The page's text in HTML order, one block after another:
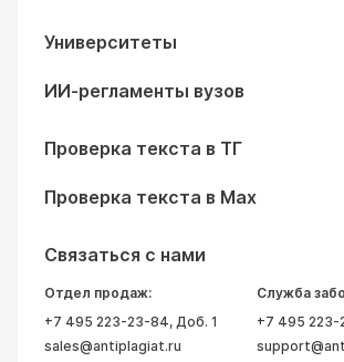
Университеты
ИИ-регламенты вузов
Проверка текста в ТГ
Проверка текста в Max
Связаться с нами
Отдел продаж:
+7 495 223-23-84, Доб. 1
sales@antiplagiat.ru
Служба
+7 495